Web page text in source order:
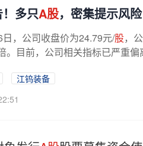
多只A股，密集提示风险
，公司收盘价为24.79元/股，
。目前，公司相关指标已严重
江钨装备